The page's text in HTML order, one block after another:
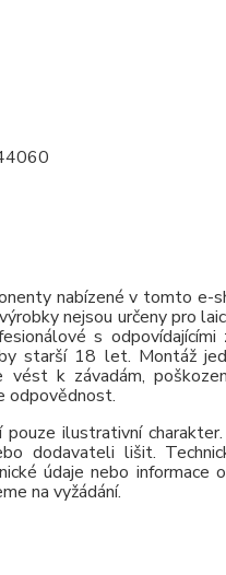
nabízené v tomto e-
nejsou určeny pro
s
starší 18 let. Montáž
k závadám,
odpovědnost.
ilustrativní
dodavateli lišit.
údaje nebo
na vyžádání.